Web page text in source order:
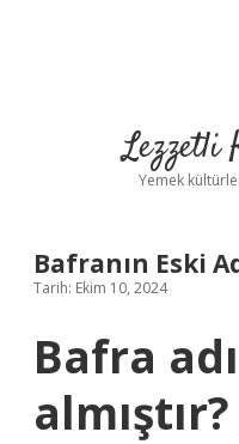
Lezzetli
Yemek
Bafranın Eski
Tarih: Ekim 10, 2024
Bafra
almıştır?